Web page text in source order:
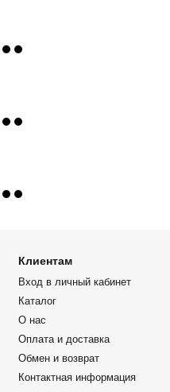
Клиентам
Вход в личный кабинет
Каталог
О нас
Оплата и доставка
Обмен и возврат
Контактная информация